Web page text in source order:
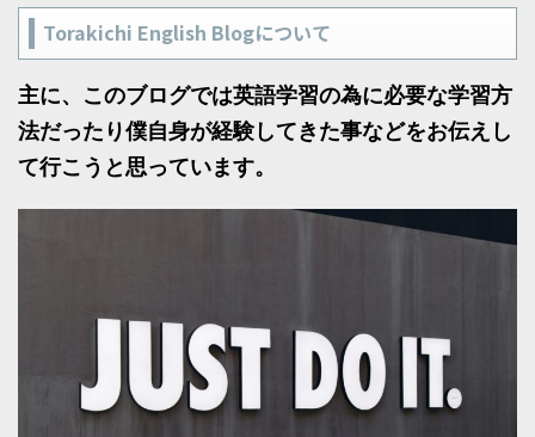
Torakichi English Blogについて
主に、このブログでは英語学習の為に必要な学習方
法だったり僕自身が経験してきた事などをお伝えし
て行こうと思っています。